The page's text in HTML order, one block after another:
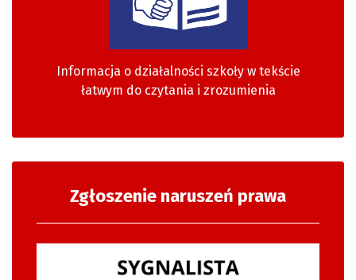
Informacja o działalności szkoły w tekście
łatwym do czytania i zrozumienia
Zgłoszenie naruszeń prawa